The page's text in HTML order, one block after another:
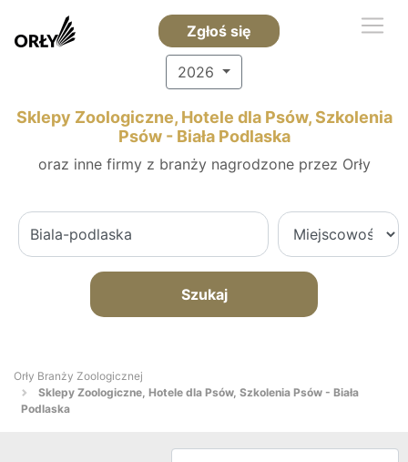
Zgłoś się
2026
Sklepy Zoologiczne, Hotele dla Psów, Szkolenia
Psów - Biała Podlaska
oraz inne firmy z branży nagrodzone przez Orły
Szukaj
Orły Branży Zoologicznej
Sklepy Zoologiczne, Hotele dla Psów, Szkolenia Psów - Biała
Podlaska